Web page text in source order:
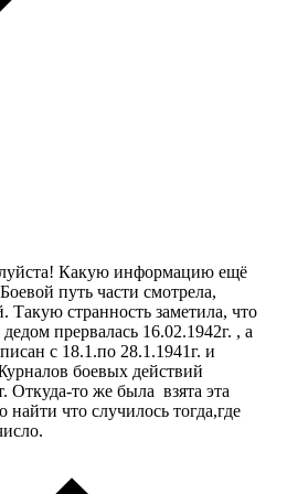
Какую информацию ещё
путь части смотрела,
странность заметила, что
прервалась 16.02.1942г. , а
с 18.1.по 28.1.1941г. и
боевых действий
Откуда-то же была взята эта
найти что случилось тогда,где